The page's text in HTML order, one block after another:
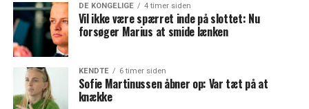
DE KONGELIGE 4 timer siden
Vil ikke være spærret inde på slottet: Nu
forsøger Marius at smide lænken
KENDTE 6 timer siden
Sofie Martinussen åbner op: Var tæt på at
knække